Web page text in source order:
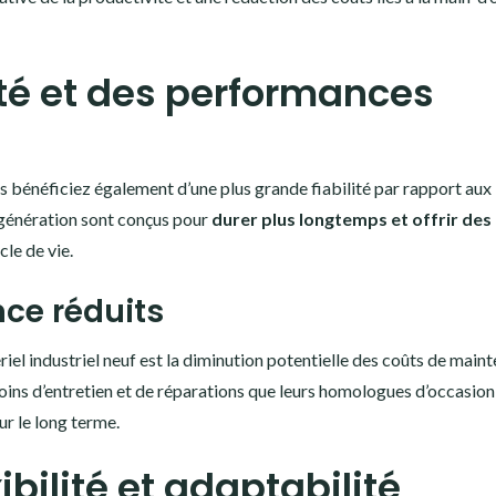
et des performances
bénéficiez également d’une plus grande fiabilité par rapport aux
sont conçus pour durer plus longtemps et offrir des
de vie.
réduits
industriel neuf est la diminution potentielle des coûts de
d’entretien et de réparations que leurs homologues
le long terme.